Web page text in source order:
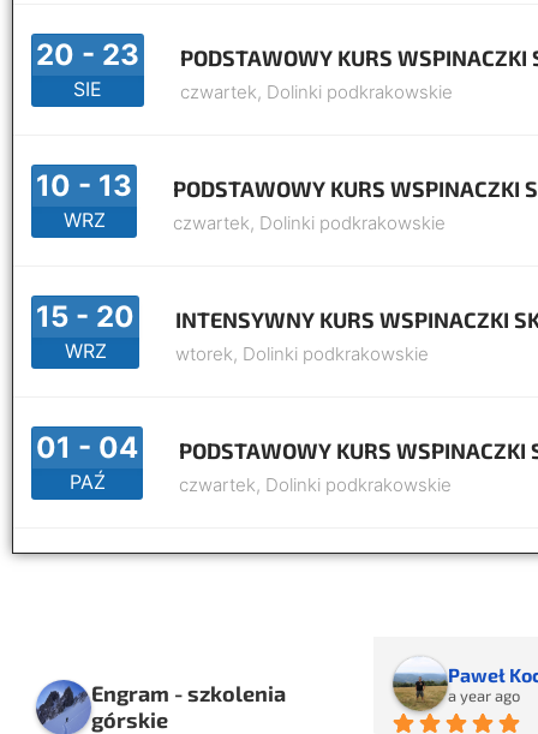
20 - 23
SIE
PODSTAWOWY KURS WSPINACZKI
czwartek, Dolinki podkrakowskie
10 - 13
WRZ
PODSTAWOWY KURS WSPINACZKI
czwartek, Dolinki podkrakowskie
15 - 20
WRZ
INTENSYWNY KURS WSPINACZKI
wtorek, Dolinki podkrakowskie
01 - 04
PAŹ
PODSTAWOWY KURS WSPINACZKI
czwartek, Dolinki podkrakowskie
Engram - szkolenia
górskie
a year ago
Paulina
a year ago